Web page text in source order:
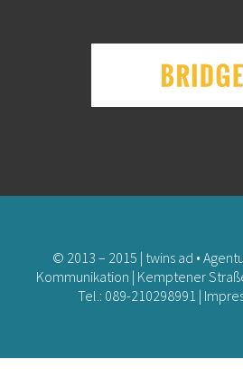
© 2013 – 2015 | twins ad •
Kommunikation | Kemptener
Tel.: 089-210298991 |